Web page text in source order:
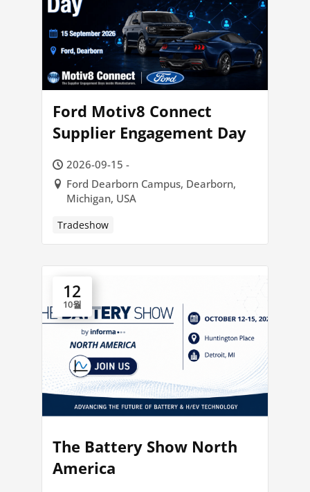
Ford Motiv8 Connect
Supplier Engagement Day
2026-09-15 -
Ford Dearborn Campus, Dearborn,
Michigan, USA
Tradeshow
12
10월
The Battery Show North
America